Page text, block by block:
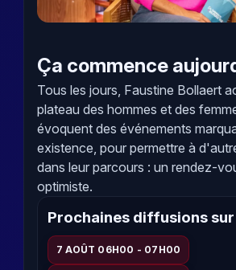
Ça commence
Tous les jours, Faustine Bollaert
plateau des hommes et des
évoquent des événements
existence, pour permettre à
dans leur parcours : un rendez-
optimiste.
Prochaines diffusions
7 AOÛT 06H00 - 07H00